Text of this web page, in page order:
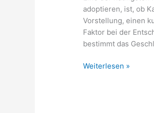
adoptieren, ist, ob
Vorstellung, einen
Faktor bei der
bestimmt das
Katze
Weiterlesen »